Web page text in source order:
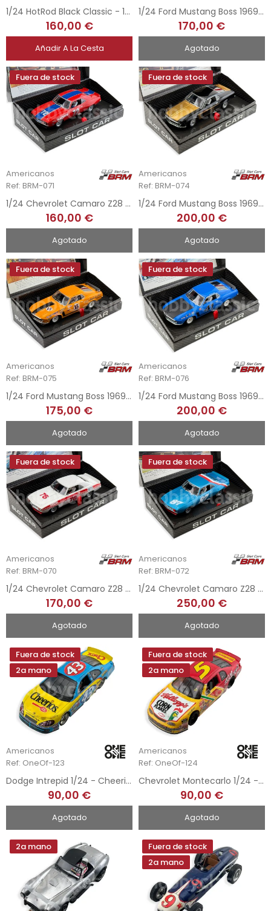
1/24 HotRod Black Classic - 1934
160,00 €
Añadir A La Cesta
1/24 Ford Mustang Boss 1969 - Michigan Int. Speedway Trans-Am 1969
170,00 €
Agotado
Fuera de stock
Americanos
Ref: BRM-071
1/24 Chevrolet Camaro Z28 1969 V/J Racing - Edmonton Trans-Am 1971
160,00 €
Agotado
Fuera de stock
Americanos
Ref: BRM-074
1/24 Ford Mustang Boss 1969 - Laguna Seca 2015
200,00 €
Agotado
Fuera de stock
Americanos
Ref: BRM-075
1/24 Ford Mustang Boss 1969 - Edmonton Trans-Am 1971
175,00 €
Agotado
Fuera de stock
Americanos
Ref: BRM-076
1/24 Ford Mustang Boss 1969 - Laguna Seca 2012
200,00 €
Agotado
Fuera de stock
Americanos
Ref: BRM-070
1/24 Chevrolet Camaro Z28 1969 Lennox - Laguna Seca 2012
170,00 €
Agotado
Fuera de stock
Americanos
Ref: BRM-072
1/24 Chevrolet Camaro Z28 1969 - Laguna Seca 2015
250,00 €
Agotado
Fuera de stock
2a mano
Americanos
Ref: OneOf-123
Dodge Intrepid 1/24 - Cheerios
90,00 €
Agotado
Fuera de stock
2a mano
Americanos
Ref: OneOf-124
Chevrolet Montecarlo 1/24 - Kellog's
90,00 €
Agotado
2a mano
Fuera de stock
2a mano